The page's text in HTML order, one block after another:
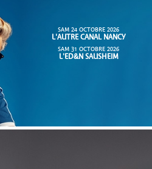
SAM 24 OCTOBRE 2026
L'AUTRE CANAL NANCY
SAM 31 OCTOBRE 2026
L'ED&N SAUSHEIM